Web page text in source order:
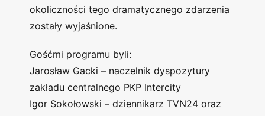
okoliczności tego dramatycznego zdarzenia
zostały wyjaśnione.
Gośćmi programu byli:
Jarosław Gacki – naczelnik dyspozytury
zakładu centralnego PKP Intercity
Igor Sokołowski – dziennikarz TVN24 oraz